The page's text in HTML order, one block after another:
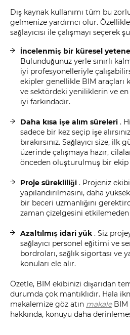
Dış kaynak kullanımı tüm bu
gelmenize yardımcı olur.
sağlayıcısı ile çalışmayı seçerek
İncelenmiş bir küresel
Bulunduğunuz yerle sınırlı
iyi profesyonelleriyle
ekipler genellikle BIM araçları
ve sektördeki yeniliklerin ve
iyi farkındadır.
Daha kısa işe alım süreleri .
sadece bir kez seçip işe
bırakırsınız. Sağlayıcı size,
üzerinde çalışmaya hazır,
önceden oluşturulmuş bir ekip
Proje sürekliliği . Projeniz
yapılandırılmasını, daha
bir beceri uzmanlığını
zaman çizelgesini
Azaltılmış idari yük . Siz
sağlayıcı personel eğitimi ve
bordroları, sağlık sigortası ve
konuları ele alır.
Özetle, BIM ekibinizi dışarıdan
durumda çok mantıklıdır. Hala
makalemize göz atın makaleBIM
hakkında, konuyu daha